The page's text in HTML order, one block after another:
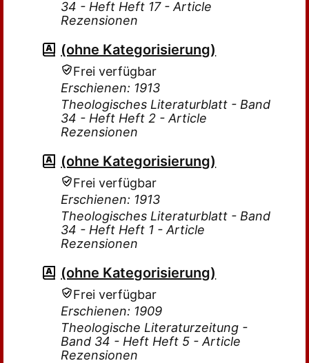
34 - Heft Heft 17 - Article
Rezensionen
(ohne Kategorisierung)
Frei verfügbar
Erschienen: 1913
Theologisches Literaturblatt - Band
34 - Heft Heft 2 - Article
Rezensionen
(ohne Kategorisierung)
Frei verfügbar
Erschienen: 1913
Theologisches Literaturblatt - Band
34 - Heft Heft 1 - Article
Rezensionen
(ohne Kategorisierung)
Frei verfügbar
Erschienen: 1909
Theologische Literaturzeitung -
Band 34 - Heft Heft 5 - Article
Rezensionen